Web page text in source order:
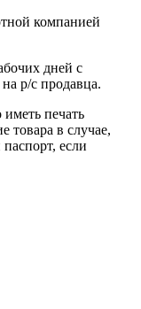
компанией
дней с
р/с продавца.
печать
товара в случае,
если